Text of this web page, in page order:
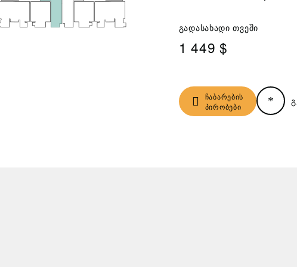
გადასახადი თვეში
1 449 $
ჩაბარების
პირობები